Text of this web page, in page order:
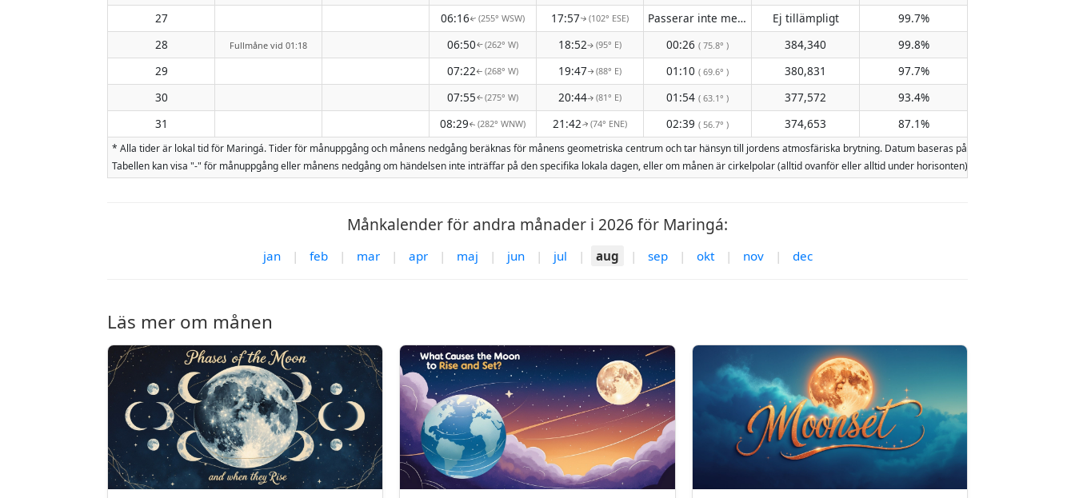
27
06:16↑(255° WSW) 17:57↑(102° ESE) Passerar inte meridianen ( Ej tillämpligt )
Ej tillämpligt
99.7%
28
Fullmåne vid 01:18 06:50↑(262° W) 18:52↑(95° E) 00:26 ( 75.8° ) 384,340
99.8%
29
07:22↑(268° W) 19:47↑(88° E) 01:10 ( 69.6° ) 380,831
97.7%
30
07:55↑(275° W) 20:44↑(81° E) 01:54 ( 63.1° ) 377,572
93.4%
31
08:29↑(282° WNW) 21:42↑(74° ENE) 02:39 ( 56.7° ) 374,653 87.1%
* Alla tider är lokal tid för Maringá. Tider för månuppgång och månens nedgång beräknas för månens geometriska centrum och tar hänsyn till jordens atmosfäriska brytning. Datum baseras på den gregorianska
Tabellen kan visa "-" för månuppgång eller månens nedgång om händelsen inte inträffar på den specifika lokala dagen, eller om månen är cirkelpolar (alltid ovanför eller alltid under horisonten). Två månuppgångar
Månkalender för andra månader i 2026 för Maringá:
jan | feb | mar | apr | maj | jun | jul | aug | sep | okt | nov | dec
Läs mer om månen